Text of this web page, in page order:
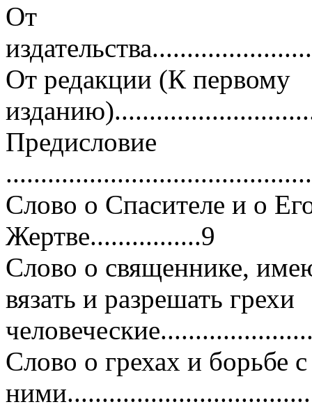
От
От редакции (К первому
Предисловие
Слово о Спасителе и о
Жертве................9
Слово о священнике,
вязать и разрешать грехи
Слово о грехах и борьбе с